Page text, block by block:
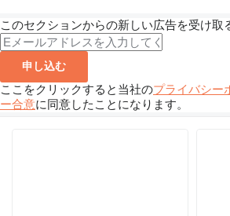
このセクションからの新しい広告を受け取
申し込む
ここをクリックすると当社のプライバシー
ー合意に同意したことになります。